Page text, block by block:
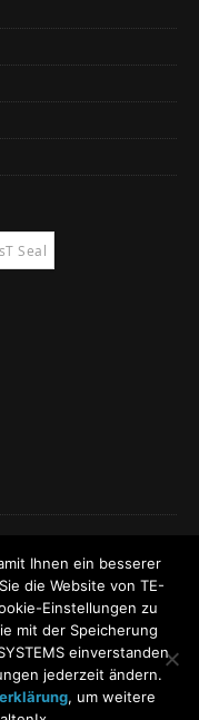
Ihnen ein besserer
die Website von TE-
Einstellungen zu
mit der Speicherung
einverstanden
jederzeit ändern.
, um weitere